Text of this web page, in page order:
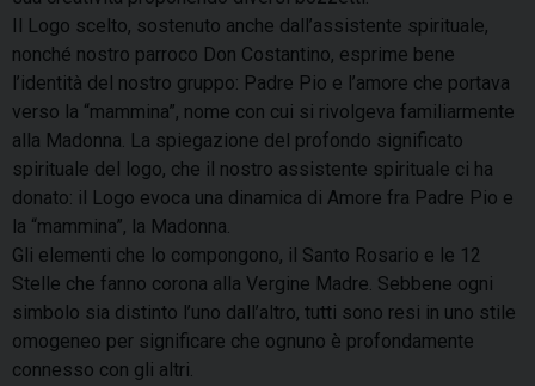
Il Logo scelto, sostenuto anche dall’assistente spirituale,
nonché nostro parroco Don Costantino, esprime bene
l’identità del nostro gruppo: Padre Pio e l’amore che portava
verso la “mammina”, nome con cui si rivolgeva familiarmente
alla Madonna. La spiegazione del profondo significato
spirituale del logo, che il nostro assistente spirituale ci ha
donato: il Logo evoca una dinamica di Amore fra Padre Pio e
la “mammina”, la Madonna.
Gli elementi che lo compongono, il Santo Rosario e le 12
Stelle che fanno corona alla Vergine Madre. Sebbene ogni
simbolo sia distinto l’uno dall’altro, tutti sono resi in uno stile
omogeneo per significare che ognuno è profondamente
connesso con gli altri.